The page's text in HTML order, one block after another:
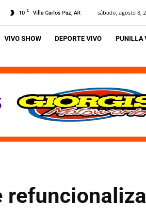
10 C Villa Carlos Paz, AR sábado, agosto 8,
VIVO SHOW DEPORTE VIVO PUNILLA